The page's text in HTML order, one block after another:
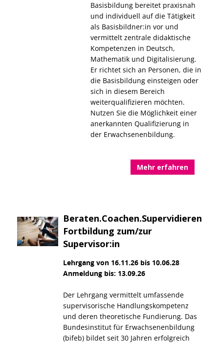
Basisbildung bereitet praxisnah
und individuell auf die Tätigkeit
als Basisbildner:in vor und
vermittelt zentrale didaktische
Kompetenzen in Deutsch,
Mathematik und Digitalisierung.
Er richtet sich an Personen, die in
die Basisbildung einsteigen oder
sich in diesem Bereich
weiterqualifizieren möchten.
Nutzen Sie die Möglichkeit einer
anerkannten Qualifizierung in
der Erwachsenenbildung.
Mehr erfahren
Beraten.Coachen.Supervidieren
Fortbildung zum/zur
Supervisor:in
Lehrgang von 16.11.26 bis 10.06.28
Anmeldung bis: 13.09.26
Der Lehrgang vermittelt umfassende
supervisorische Handlungskompetenz
und deren theoretische Fundierung. Das
Bundesinstitut für Erwachsenenbildung
(bifeb) bildet seit 30 Jahren erfolgreich